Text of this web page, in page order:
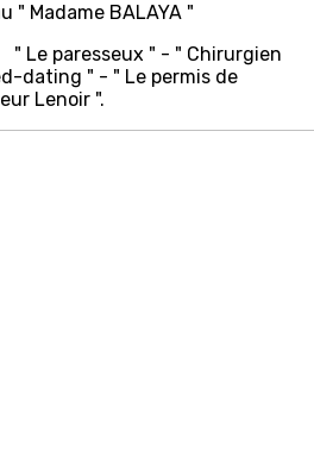
" Madame BALAYA "
Le paresseux " - " Chirurgien
dating " - " Le permis de
Lenoir ".